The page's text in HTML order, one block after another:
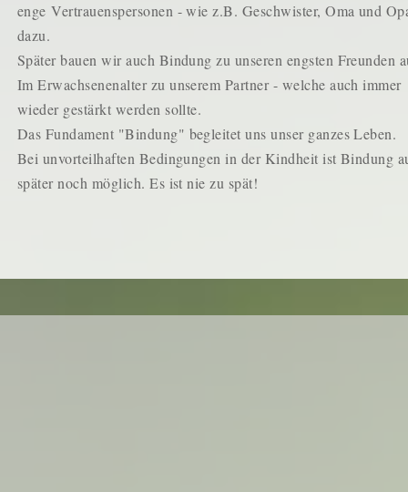
engeVertrauenspersonen - wie z.B. Geschwister, Oma und
dazu.
Später bauen wir auch Bindung zu unseren engsten Freunden
Im Erwachsenenalter zu unserem Partner - welche auch immer
wieder gestärkt werden sollte.
Das Fundament "Bindung" begleitet uns unser ganzes Leben.
Bei unvorteilhaften Bedingungen in der Kindheit ist Bindung
später noch möglich. Es ist nie zu spät!